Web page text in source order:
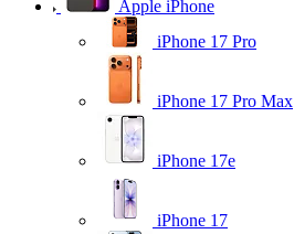
Apple iPhone
iPhone 17 Pro
iPhone 17 Pro Max
iPhone 17e
iPhone 17